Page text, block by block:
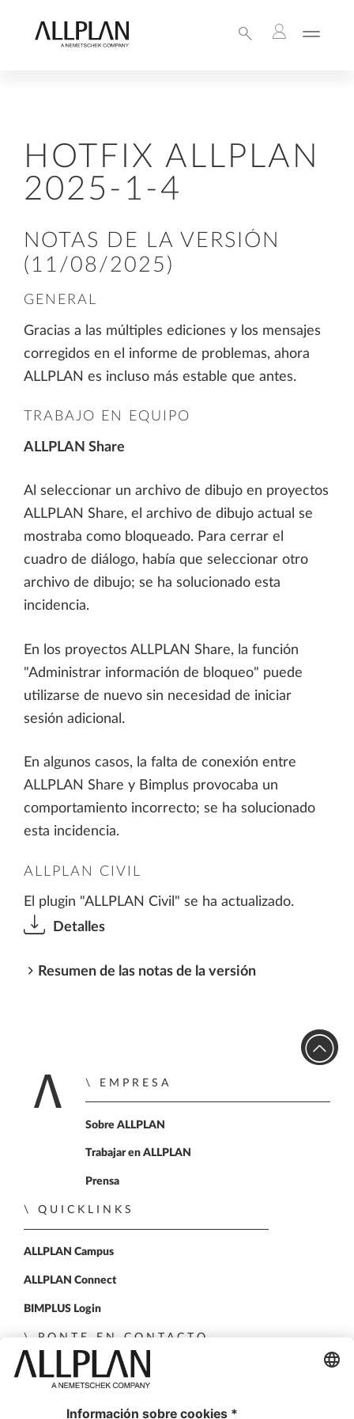
HOTFIX ALLPLAN
2025-1-4
NOTAS DE LA VERSIÓN
(11/08/2025)
GENERAL
Gracias a las múltiples ediciones y los mensajes
corregidos en el informe de problemas, ahora
ALLPLAN es incluso más estable que antes.
TRABAJO EN EQUIPO
ALLPLAN Share
Al seleccionar un archivo de dibujo en proyectos
ALLPLAN Share, el archivo de dibujo actual se
mostraba como bloqueado. Para cerrar el
cuadro de diálogo, había que seleccionar otro
archivo de dibujo; se ha solucionado esta
incidencia.
En los proyectos ALLPLAN Share, la función
"Administrar información de bloqueo" puede
utilizarse de nuevo sin necesidad de iniciar
sesión adicional.
En algunos casos, la falta de conexión entre
ALLPLAN Share y Bimplus provocaba un
comportamiento incorrecto; se ha solucionado
esta incidencia.
ALLPLAN CIVIL
El plugin "ALLPLAN Civil" se ha actualizado.
Detalles
Resumen de las notas de la versión
Inicio
EMPRESA
Sobre ALLPLAN
Trabajar en ALLPLAN
Prensa
QUICKLINKS
ALLPLAN Campus
ALLPLAN Connect
BIMPLUS Login
PONTE EN CONTACTO
Formulario de contacto
Distribuidores Autorizados